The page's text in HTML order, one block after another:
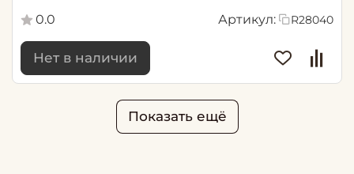
0.0
Артикул: R28040
Нет в наличии
Показать ещё